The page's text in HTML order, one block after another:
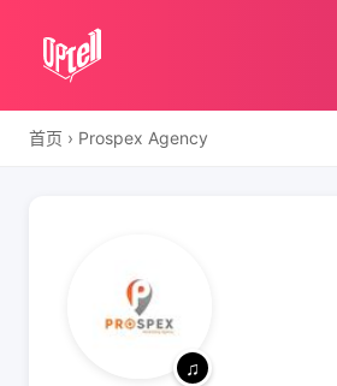
首页 › Prospex Agency